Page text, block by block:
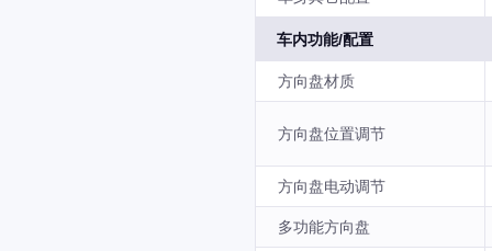
车内功能/配置
方向盘材质
方向盘位置调节
方向盘电动调节
多功能方向盘